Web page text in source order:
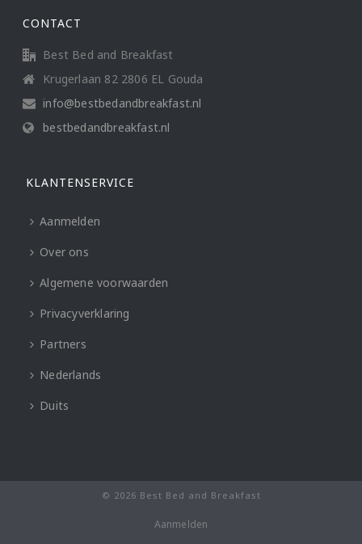
CONTACT
Best Bed and Breakfast
Krugerlaan 82 2806 EL Gouda
info@bestbedandbreakfast.nl
bestbedandbreakfast.nl
KLANTENSERVICE
Aanmelden
Over ons
Algemene voorwaarden
Privacyverklaring
Partners
Nederlands
Duits
© 2026 Best Bed and Breakfast
Aanmelden